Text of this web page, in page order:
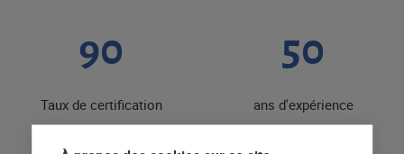
90
Taux de certification
50
ans d'expérience